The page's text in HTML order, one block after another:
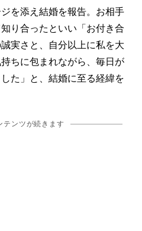
を添え結婚を報告。お相手
り合ったといい「お付き合
実さと、自分以上に私を大
ちに包まれながら、毎日が
た」と、結婚に至る経緯を
テンツが続きます